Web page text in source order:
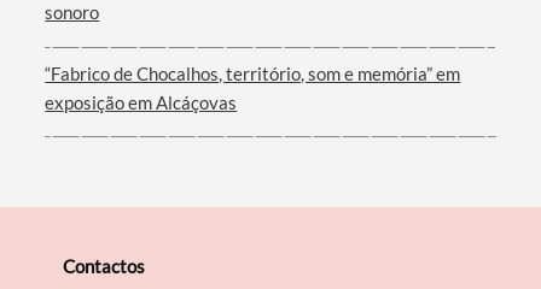
sonoro
“Fabrico de Chocalhos, território, som e memória” em
exposição em Alcáçovas
Contactos